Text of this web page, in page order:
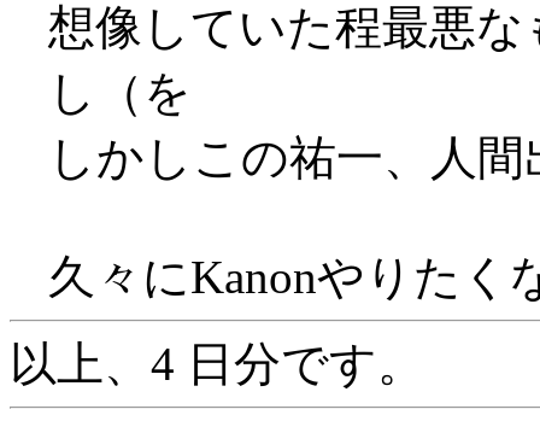
想像していた程最悪
し（を
しかしこの祐一、人
久々にKanonやりたく
以上、4 日分です。